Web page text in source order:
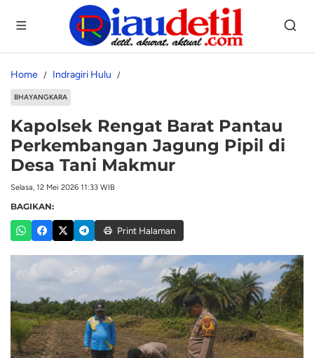
Home Indragiri Hulu
BHAYANGKARA
Kapolsek Rengat Barat Pantau
Perkembangan Jagung Pipil di
Desa Tani Makmur
Selasa, 12 Mei 2026 11:33 WIB
BAGIKAN:
Print Halaman